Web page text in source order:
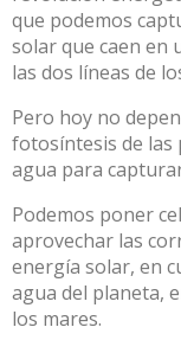
que podemos
solar que caen en
las dos líneas de
Pero hoy no
fotosíntesis de las
agua para
Podemos poner
aprovechar las
energía solar, en
agua del planeta,
los mares.